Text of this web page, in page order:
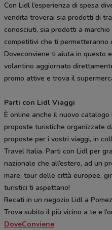
Con Lidl l’esperienza di spesa
vendita troverai sia prodotti di
conosciuti, sia prodotti a
competitivi che ti permetteranno
Doveconviene ti aiuta in questo
volantino aggiornato
promo attive e trova il
Parti con Lidl Viaggi
È online anche il nuovo
proposte turistiche organizzate
proposte per i vostri viaggi, in
Travel Italia. Parti con Lidl per
nazionale che all’estero, ad un
mare, tour delle città europee,
turistici ti aspettano!
Recati in un negozio Lidl a
Trova subito il più vicino a te e
DoveConviene.